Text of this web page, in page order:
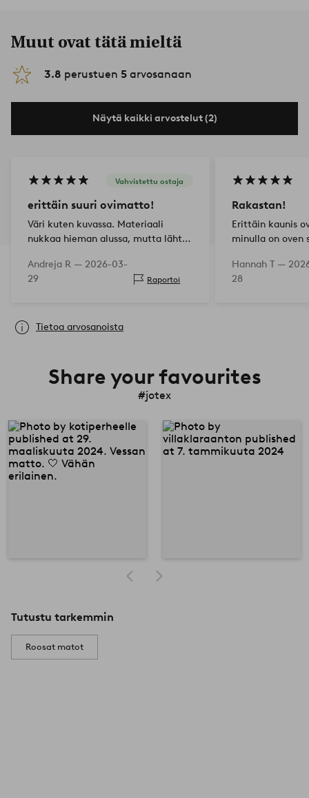
Muut ovat tätä mieltä
3.8 perustuen 5 arvosanaan
Näytä kaikki arvostelut (2)
Vahvistettu ostaja
erittäin suuri ovimatto!
Väri kuten kuvassa. Materiaali
nukkaa hieman alussa, mutta lähtee
Kaiken kaikkiaan hyvin
helppohoitoinen. Myös tahrat on
Andreja R — 2026-03-
29
Raportoi
Rakastan!
Erittäin kaunis
minulla on oven
sitä, että se on
Hannah T —
28
Tietoa arvosanoista
Share your favourites
#jotex
Tutustu tarkemmin
Roosat matot